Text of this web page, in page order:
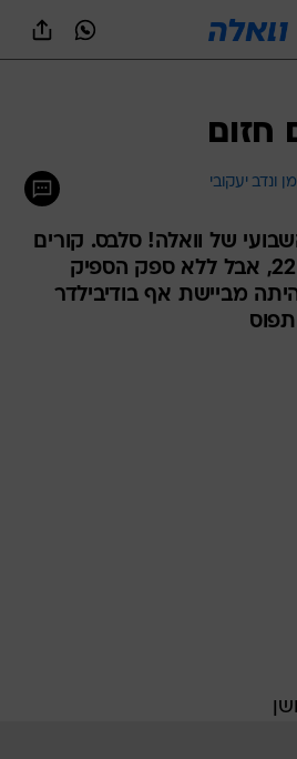
חזום
ונדב יעקובי
של וואלה! סלבס. קורים
לו רותם, הוא רק בן 22, אבל ללא ספק הספיק
מביישת אף בודיבילדר